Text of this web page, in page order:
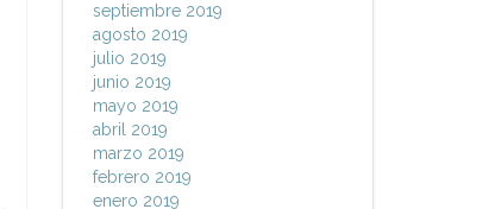
septiembre 2019
agosto 2019
julio 2019
junio 2019
mayo 2019
abril 2019
marzo 2019
febrero 2019
enero 2019